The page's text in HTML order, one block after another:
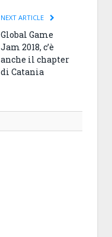
NEXT ARTICLE
Global Game
Jam 2018, c’è
anche il chapter
di Catania